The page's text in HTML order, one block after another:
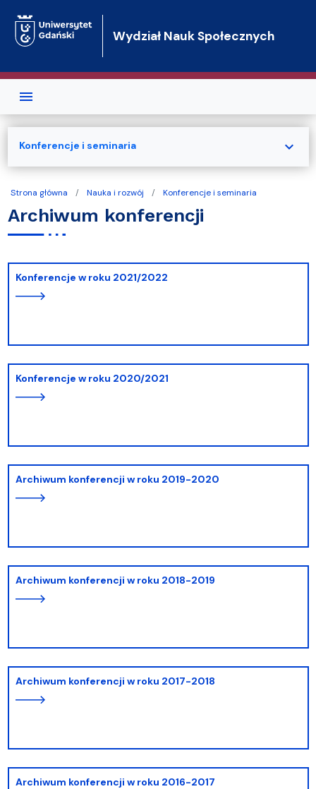
Wydział Nauk Społecznych
Strona główna Nauka i rozwój Konferencje i seminaria
Archiwum konferencji
Konferencje w roku 2021/2022
Konferencje w roku 2020/2021
Archiwum konferencji w roku 2019-2020
Archiwum konferencji w roku 2018-2019
Archiwum konferencji w roku 2017-2018
Archiwum konferencji w roku 2016-2017
Konferencje i seminaria expand_more